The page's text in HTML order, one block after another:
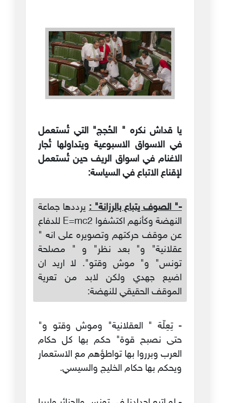
يا قداش نكره " الحُجج" التي تُستعمل
في الاسواق الاسبوعية ويتداولها تُجار
الاغنام في اسواق الريف حين تُستعمل
لإقناع الاتباع في السياسة:
-" الصوف يتباع بالرزانة" :يرددها جماعة
النهضة وكأنهم اكتشفوا E=mc2 للدفاع
عن موقف حركتهم وتصويره على انه "
عقلانية" و" بعد نظر" و " مصلحة
تونس" و" موش وقتو". لا اريد ان
اضيع جهدي ولكن لابد من تعرية
الموقف الحقيقي للنهضة:
- تِعِلّة " العقلانية" وموش وقتو و"
حتى نصبح قوة" حكم بها كل حكام
العرب وبرروا بها تواطؤهم مع الاستعمار
ويحكم بها حكام الخليج والسيسي.